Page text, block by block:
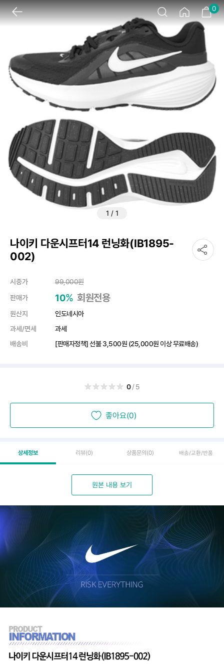
0
1 / 1
나이키 다운시프터14 런닝화(IB1895-
002)
시중가 99,000원
판매가
10% 회원전용
원산지
인도네시아
과세/면세
과세
배송비
[판매자정책] 선불 3,500원 (25,000원 이상 무료배송)
0/5
좋아요(0)
상세정보 리뷰(0) 상품문의 (0) 배송/교환/반품
원본 내용 보기